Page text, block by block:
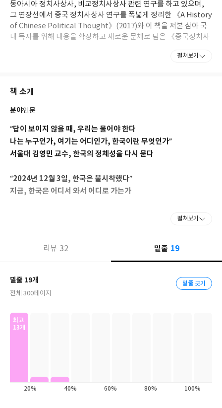
동아시아 정치사상사, 비교정치사상사 관련 연구를 하고 있으며,
그 연장선에서 중국 정치사상사 연구를 폭넓게 정리한 《A History
of Chinese Political Thought》(2017)와 이 책을 저본 삼아 국
내 독자를 위해 내용을 확장하고 새로운 문체로 담은 《중국정치사
는 것이 좋다》(2018), 《우리가 간신히 희망할 수 있는 것》
(2022), 《인생의 허무를 보다》(2022), 《가벼운 고백》(2024),
펼쳐보기
책 소개
분야인문
“답이 보이지 않을 때, 우리는 물어야 한다
나는 누구인가, 여기는 어디인가, 한국이란 무엇인가”
서울대 김영민 교수, 한국의 정체성을 다시 묻다
“2024년 12월 3일, 한국은 불시착했다”
지금, 한국은 어디서 와서 어디로 가는가
정체성을 묻는 질문은 대개 위기의 순간에 제기된다. 자신이 누구이
다. 2024년 12월 3일, 한밤중에 단행된 대통령의 불법 계엄령 이후
우리는 묻지 않을 수 없다. 한국 사회는 지금 어디 와 있는가? 한국은
어디서 왔고 어디로 가는가? 한국 사회를 바라보는 익숙한 관점이
무너지고, 우리가 알고 있던 세계가 균열을 일으키는 현실 속에서
‘한국’이라는 공동체를 다시 사유하는 일은 피할 수 없는 과제가 되
었다. 거침없는 상상력과 정교한 논리, 리듬감 있는 문장으로 독자
를 깊은 사유의 장으로 이끌어온 서울대 김영민 교수가 이 오래된 질
펼쳐보기
리뷰 32 밑줄 19
밑줄 19개
전체 300페이지
밑줄 긋기
최고
13개
20% 40% 60% 80% 100%